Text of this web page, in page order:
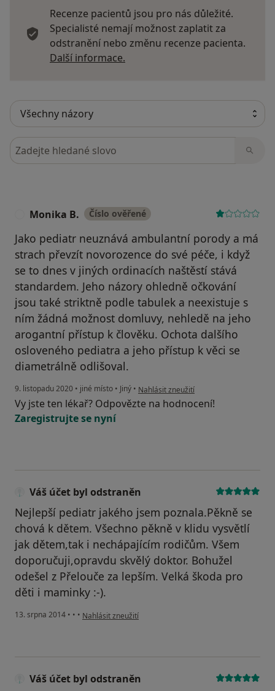
Recenze pacientů jsou pro nás důležité.
Specialisté nemají možnost zaplatit za
odstranění nebo změnu recenze pacienta.
Další informace.
Hledejte v názorech
Monika B. Číslo ověřené
Jako pediatr neuznává ambulantní porody a má
strach převzít novorozence do své péče, i když
se to dnes v jiných ordinacích naštěstí stává
standardem. Jeho názory ohledně očkování
jsou také striktně podle tabulek a neexistuje s
ním žádná možnost domluvy, nehledě na jeho
arogantní přístup k člověku. Ochota dalšího
osloveného pediatra a jeho přístup k věci se
diametrálně odlišoval.
9. listopadu 2020 • jiné místo • Jiný • podle názoru uživatele Monika B.
Nahlásit zneužití
Vy jste ten lékař? Odpovězte na hodnocení!
Zaregistrujte se nyní
Váš účet byl odstraněn
Nejlepší pediatr jakého jsem poznala.Pěkně se
chová k dětem. Všechno pěkně v klidu vysvětlí
jak dětem,tak i nechápajícím rodičům. Všem
doporučuji,opravdu skvělý doktor. Bohužel
odešel z Přelouče za lepším. Velká škoda pro
děti i maminky :-).
13. srpna 2014 • • • podle názoru uživatele Váš účet byl odstraněn
Nahlásit zneužití
Váš účet byl odstraněn